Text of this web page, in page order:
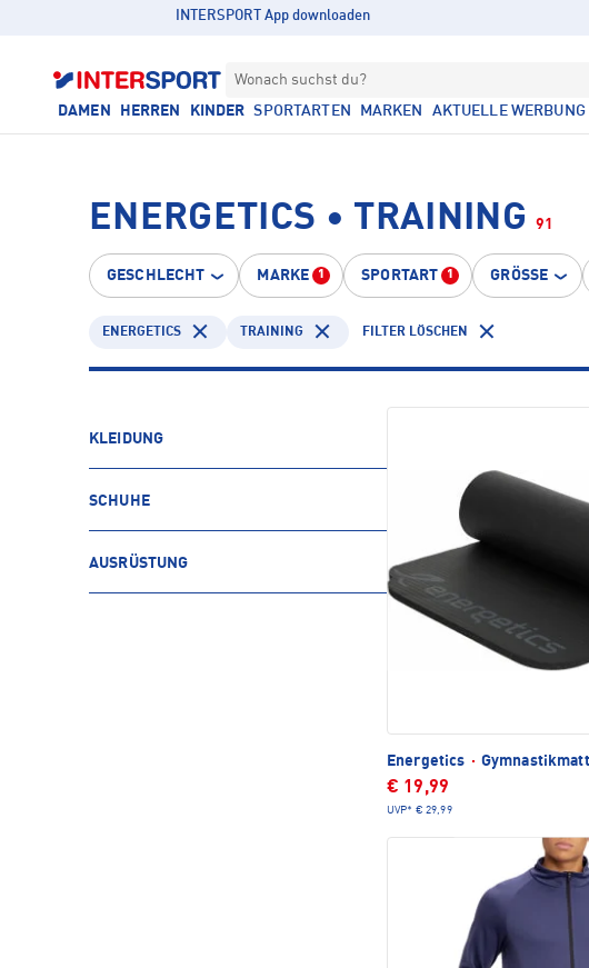
INTERSPORT App downloaden
Wonach suchst du?
DAMEN HERREN KINDER SPORTARTEN MARKEN AKTUELLE WERBUNG
ENERGETICS • TRAINING 91
GESCHLECHT MARKE 1 SPORTART 1 GRÖSSE
ENERGETICS TRAINING FILTER LÖSCHEN
KLEIDUNG
SCHUHE
AUSRÜSTUNG
Energetics ·
€ 19,99
UVP* € 29,99